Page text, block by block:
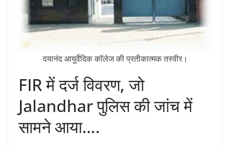
दयानंद आयुर्वेदिक कॉलेज की प्रतीकात्मक तस्वीर।
FIR में दर्ज विवरण, जो
Jalandhar पुलिस की जांच में
सामने आया….